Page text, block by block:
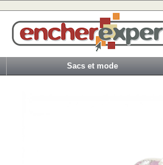
Sacs et mode